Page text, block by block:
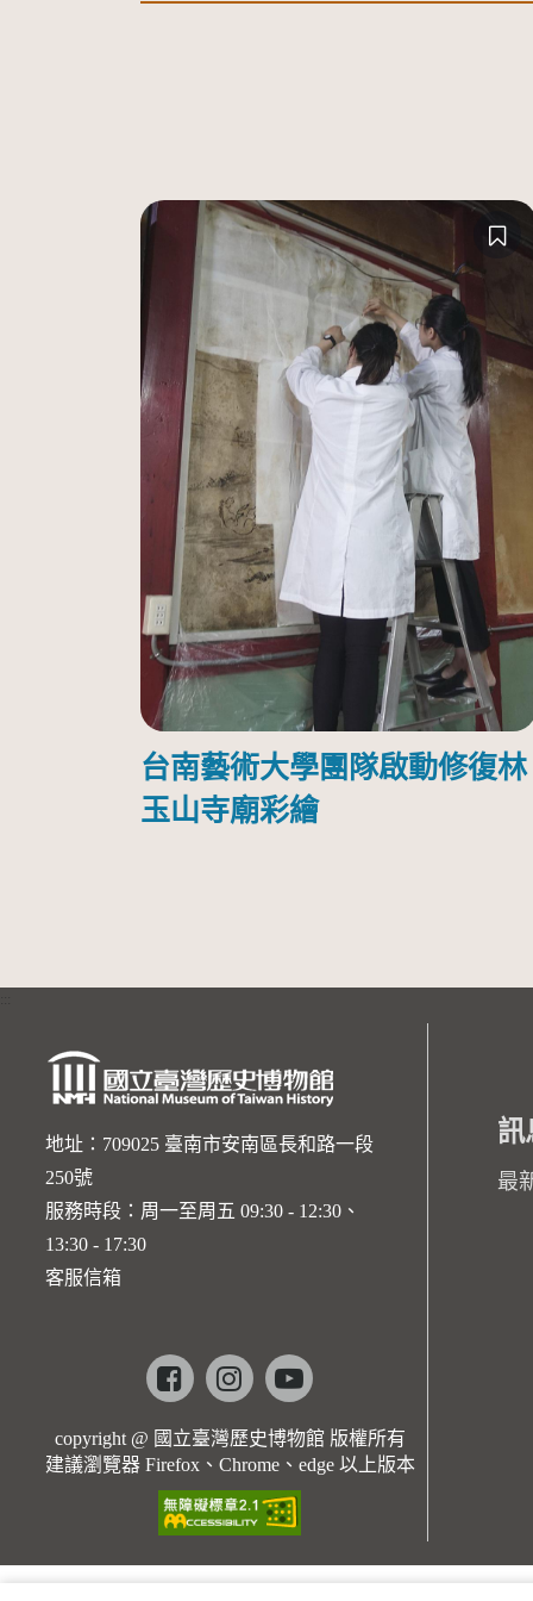
台南藝術大學團隊啟動修復林
玉山寺廟彩繪
地址：709025 臺南市安南區長和路一段
250號
服務時段：周一至周五 09:30 - 12:30、
13:30 - 17:30
客服信箱
Facebookinstagramyoutube
copyright @ 國立臺灣歷史博物館 版權所有
建議瀏覽器 Firefox、Chrome、edge 以上版本
訊
最